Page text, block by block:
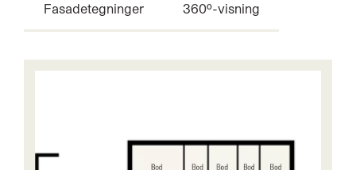
Fasadetegninger 360º-visning